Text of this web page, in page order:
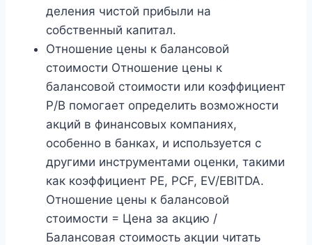
деления чистой прибыли на
собственный капитал.
Отношение цены к балансовой
стоимости Отношение цены к
балансовой стоимости или коэффициент
P/B помогает определить возможности
акций в финансовых компаниях,
особенно в банках, и используется с
другими инструментами оценки, такими
как коэффициент PE, PCF, EV/EBITDA.
Отношение цены к балансовой
стоимости = Цена за акцию /
Балансовая стоимость акции читать